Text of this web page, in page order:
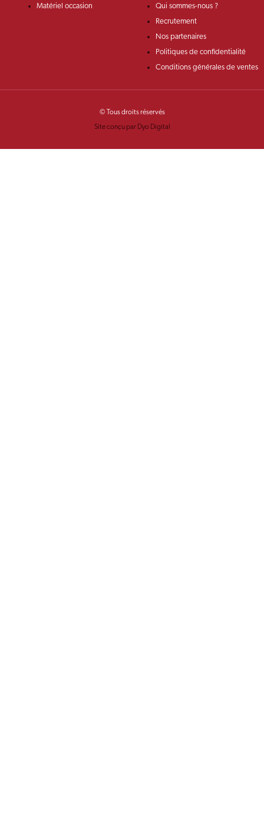
Matériel occasion
Qui sommes-nous ?
Recrutement
Nos partenaires
Politiques de confidentialité
Conditions générales de ventes
© Tous droits réservés
Site conçu par Dyo Digital